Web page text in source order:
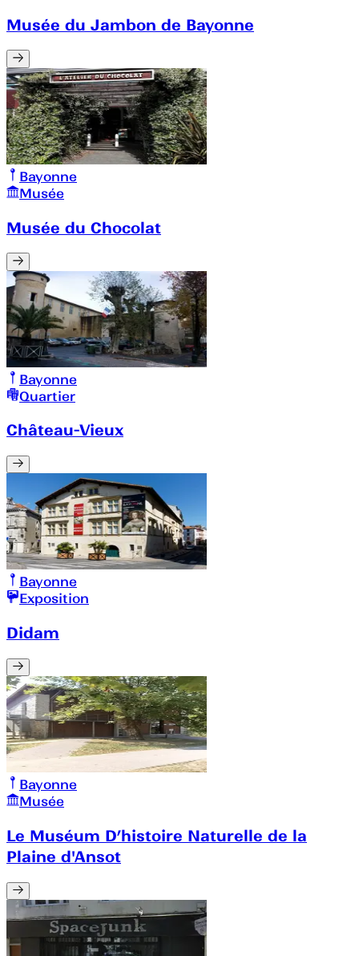
Musée du Jambon de Bayonne
Bayonne
Musée
Musée du Chocolat
Bayonne
Quartier
Château-Vieux
Bayonne
Exposition
Didam
Bayonne
Musée
Le Muséum D’histoire Naturelle de la
Plaine d'Ansot